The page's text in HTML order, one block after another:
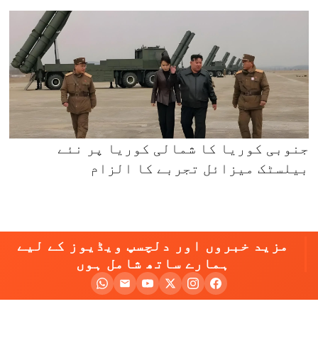
جنوبی کوریا کا شمالی کوریا پر نئے
بیلسٹک میزائل تجربے کا الزام
مزید خبروں اور دلچسپ ویڈیوز کے لیے
ہمارے ساتھ شامل ہوں